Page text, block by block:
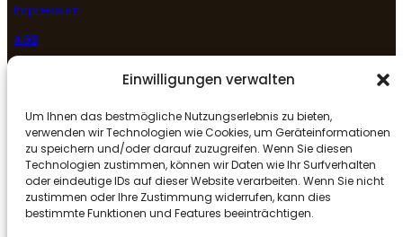
Einwilligungen verwalten
Um Ihnen das bestmögliche Nutzungserlebnis zu bieten,
verwenden wir Technologien wie Cookies, um Geräteinformationen
zu speichern und/oder darauf zuzugreifen. Wenn Sie diesen
Technologien zustimmen, können wir Daten wie Ihr Surfverhalten
oder eindeutige IDs auf dieser Website verarbeiten. Wenn Sie nicht
zustimmen oder Ihre Zustimmung widerrufen, kann dies
bestimmte Funktionen und Features beeinträchtigen.
Impressum
AGB
Folge uns
InstagramGoogle